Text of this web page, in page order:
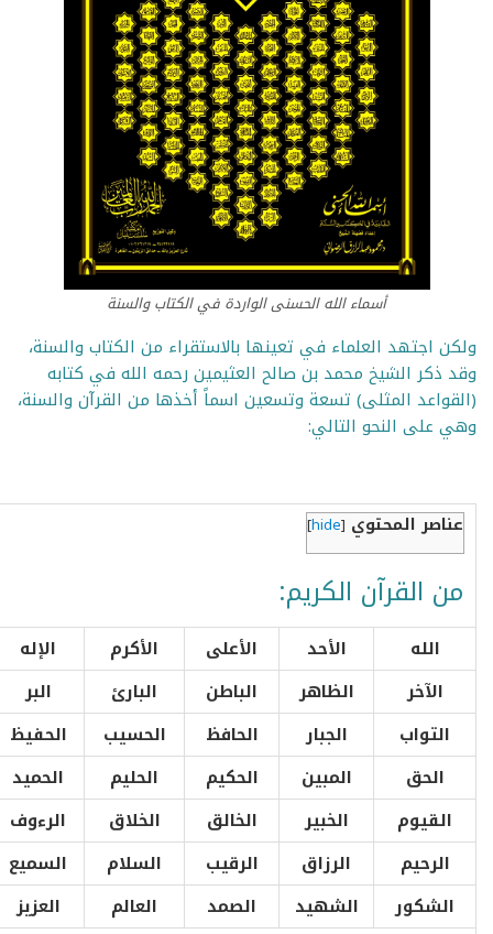
أسماء الله الحسنى الواردة في الكتاب والسنة
ولكن اجتهد العلماء في تعينها بالاستقراء من الكتاب والسنة،
وقد ذكر الشيخ محمد بن صالح العثيمين رحمه الله في كتابه
(القواعد المثلى) تسعة وتسعين اسماً أخذها من القرآن والسنة،
وهي على النحو التالي:
عناصر المحتوي [
hide
]
من القرآن الكريم:
الله الأحد الأعلى الأكرم
الإله
الآخر
الظاهر الباطن البارئ
البر
التواب
الجبار الحافظ الحسيب
الحفيظ
الحق
المبين الحكيم الحليم
الحميد
القيوم
الخبير الخالق الخلاق
الرءوف
الرحيم
الرزاق الرقيب السلام
السميع
الشكور
الشهيد الصمد العالم العزيز